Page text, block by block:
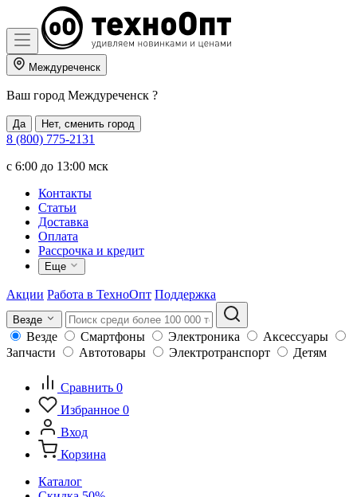
Междуреченск
Ваш город Междуреченск ?
Да Нет, сменить город
8 (800) 775-2131
c 6:00 до 13:00 мск
Контакты
Статьи
Доставка
Оплата
Рассрочка и кредит
Еще
Акции Работа в ТехноОпт Поддержка
Везде
Везде Смартфоны Электроника
Аксессуары
Запчасти
Автотовары Электротранспорт Детям
Сравнить 0
Избранное 0
Вход
Корзина
Каталог